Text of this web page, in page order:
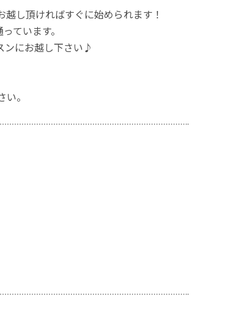
し頂ければすぐに始められます！
ています。
ンにお越し下さい♪
。